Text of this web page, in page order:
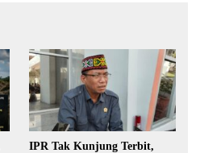
IPR Tak Kunjung Terbit,